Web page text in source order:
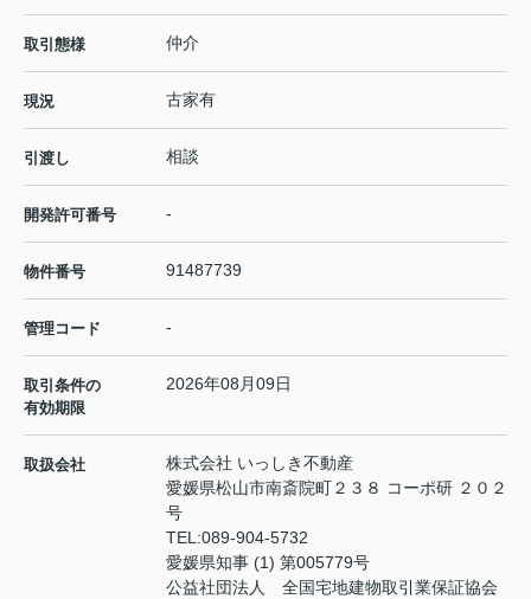
取引態様 仲介
現況 古家有
引渡し 相談
開発許可番号 -
物件番号 91487739
管理コード -
取引条件の
有効期限
2026年08月09日
取扱会社
株式会社 いっしき不動産
愛媛県松山市南斎院町２３８ コーポ研 ２０２
号
TEL:089-904-5732
愛媛県知事 (1) 第005779号
公益社団法人 全国宅地建物取引業保証協会